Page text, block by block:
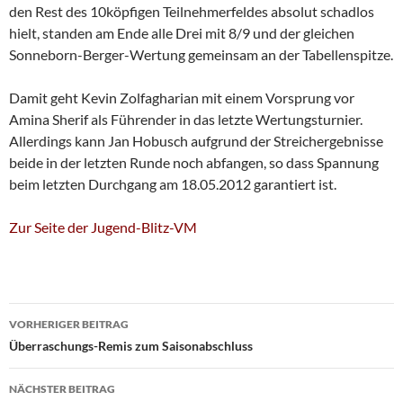
den Rest des 10köpfigen Teilnehmerfeldes absolut schadlos
hielt, standen am Ende alle Drei mit 8/9 und der gleichen
Sonneborn-Berger-Wertung gemeinsam an der Tabellenspitze.
Damit geht Kevin Zolfagharian mit einem Vorsprung vor
Amina Sherif als Führender in das letzte Wertungsturnier.
Allerdings kann Jan Hobusch aufgrund der Streichergebnisse
beide in der letzten Runde noch abfangen, so dass Spannung
beim letzten Durchgang am 18.05.2012 garantiert ist.
Zur Seite der Jugend-Blitz-VM
Beitragsnavigation
VORHERIGER BEITRAG
Überraschungs-Remis zum Saisonabschluss
NÄCHSTER BEITRAG